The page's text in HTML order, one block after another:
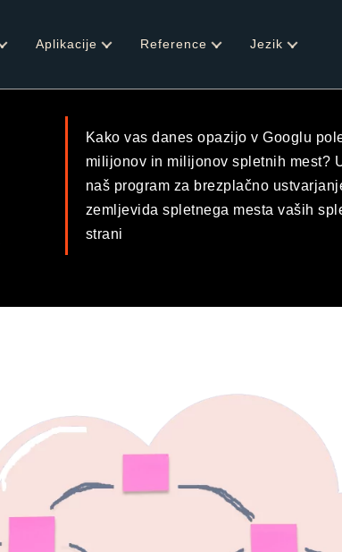
Aplikacije Reference Jezik
Kako vas danes opazijo v Googlu
milijonov in milijonov spletnih mest?
naš program za brezplačno
zemljevida spletnega mesta vaših
strani